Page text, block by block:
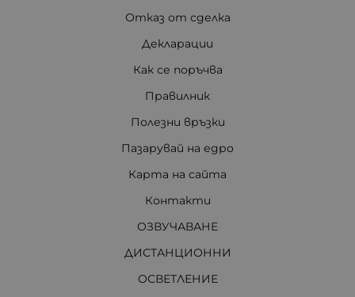
Отказ от сделка
Декларации
Как се поръчва
Правилник
Полезни връзки
Пазарувай на едро
Карта на сайта
Контакти
ОЗВУЧАВАНЕ
ДИСТАНЦИОННИ
ОСВЕТЛЕНИЕ